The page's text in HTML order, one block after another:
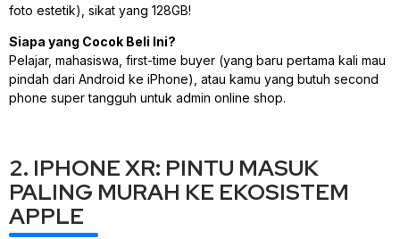
foto estetik), sikat yang 128GB!
Siapa yang Cocok Beli Ini?
Pelajar, mahasiswa, first-time buyer (yang baru pertama kali mau
pindah dari Android ke iPhone), atau kamu yang butuh second
phone super tangguh untuk admin online shop.
2. IPHONE XR: PINTU MASUK
PALING MURAH KE EKOSISTEM
APPLE